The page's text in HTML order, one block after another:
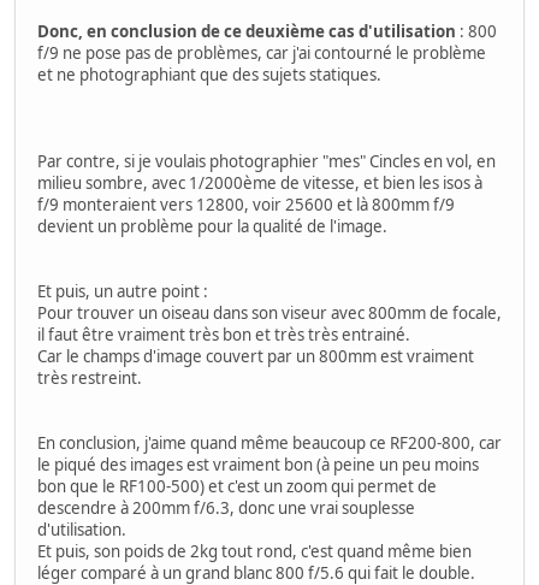
Donc, en conclusion de ce deuxième cas d'utilisation : 800
f/9 ne pose pas de problèmes, car j'ai contourné le problème
et ne photographiant que des sujets statiques.
Par contre, si je voulais photographier "mes" Cincles en vol, en
milieu sombre, avec 1/2000ème de vitesse, et bien les isos à
f/9 monteraient vers 12800, voir 25600 et là 800mm f/9
devient un problème pour la qualité de l'image.
Et puis, un autre point :
Pour trouver un oiseau dans son viseur avec 800mm de focale,
il faut être vraiment très bon et très très entrainé.
Car le champs d'image couvert par un 800mm est vraiment
très restreint.
En conclusion, j'aime quand même beaucoup ce RF200-800, car
le piqué des images est vraiment bon (à peine un peu moins
bon que le RF100-500) et c'est un zoom qui permet de
descendre à 200mm f/6.3, donc une vrai souplesse
d'utilisation.
Et puis, son poids de 2kg tout rond, c'est quand même bien
léger comparé à un grand blanc 800 f/5.6 qui fait le double.